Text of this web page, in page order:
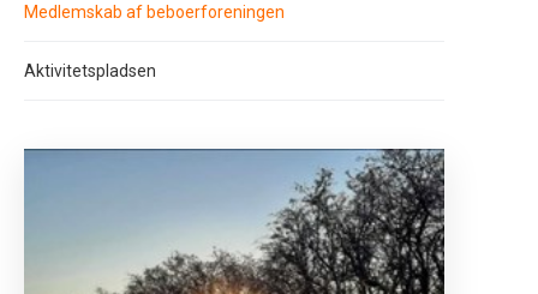
Medlemskab af beboerforeningen
Aktivitetspladsen